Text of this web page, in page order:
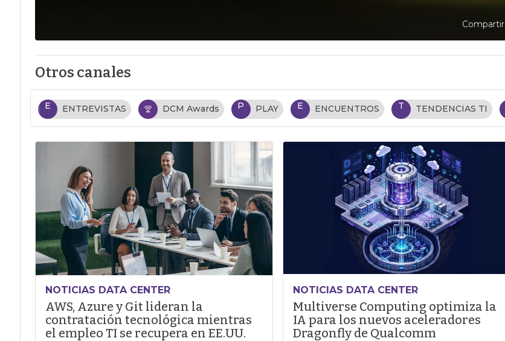
Compartir
Otros canales
E ENTREVISTAS DCM Awards P PLAY E ENCUENTROS T TENDENCIAS TI
NOTICIAS DATA CENTER
AWS, Azure y Git lideran la
contratación tecnológica mientras
el empleo TI se recupera en EE.UU.
NOTICIAS DATA CENTER
Multiverse Computing optimiza la
IA para los nuevos aceleradores
Dragonfly de Qualcomm